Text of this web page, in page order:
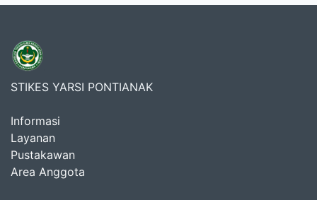
STIKES YARSI PONTIANAK
Informasi
Layanan
Pustakawan
Area Anggota